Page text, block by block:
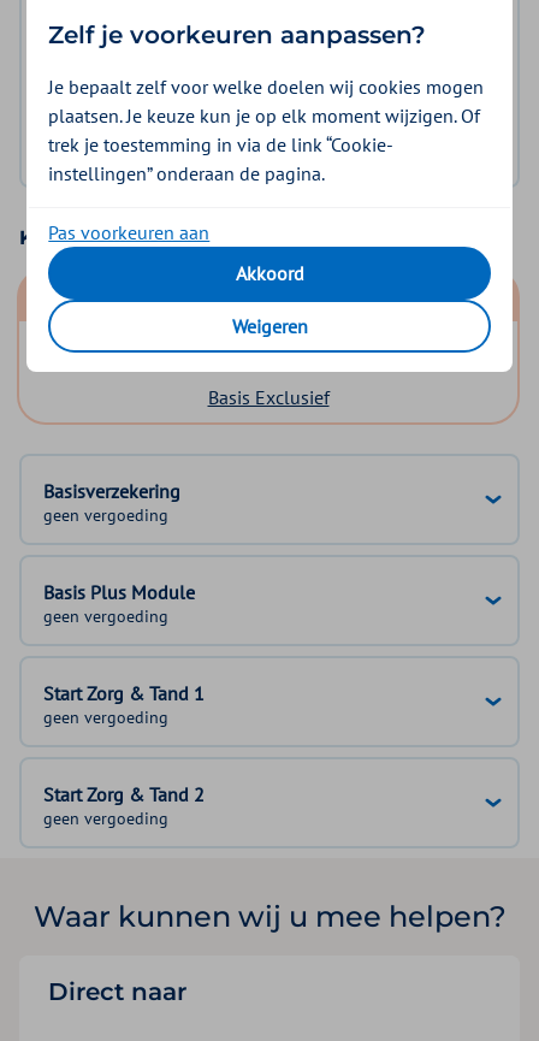
voor u gelden.
Log in met DigiD
Geen DigiD?Vraag aan
Kies uw basisverzekering
Basis Start
Basis Zeker
Basis Exclusief
Basisverzekering
geen vergoeding
Basis Plus Module
geen vergoeding
Start Zorg & Tand 1
geen vergoeding
Start Zorg & Tand 2
geen vergoeding
Waar kunnen wij u mee helpen?
Direct naar
Zelf je voorkeuren aanpassen?
Je bepaalt zelf voor welke doelen wij cookies mogen
plaatsen. Je keuze kun je op elk moment wijzigen. Of
trek je toestemming in via de link “Cookie-
instellingen” onderaan de pagina.
Pas voorkeuren aan
Akkoord
Weigeren